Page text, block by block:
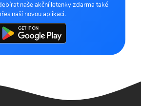
naše akční letenky zdarma také
naší novou aplikaci.